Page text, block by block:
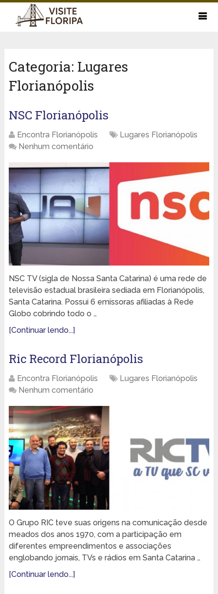
Categoria: Lugares
Florianópolis
NSC Florianópolis
Encontra Florianópolis
Lugares Florianópolis
Nenhum comentário
NSC TV (sigla de Nossa Santa Catarina) é uma rede de
televisão estadual brasileira sediada em Florianópolis,
Santa Catarina. Possui 6 emissoras afiliadas à Rede
Globo cobrindo todo o …
[Continuar lendo...]
Ric Record Florianópolis
Encontra Florianópolis
Lugares Florianópolis
Nenhum comentário
O Grupo RIC teve suas origens na comunicação desde
meados dos anos 1970, com a participação em
diferentes empreendimentos e associações
englobando jornais, TVs e rádios em Santa Catarina …
[Continuar lendo...]